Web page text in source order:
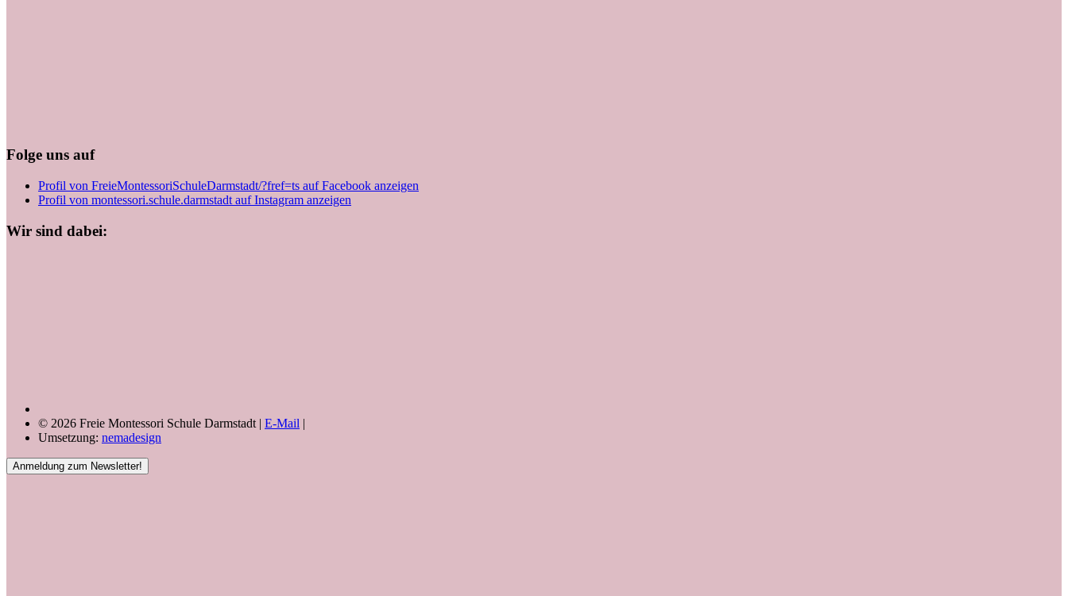
Folge uns auf
Profil von FreieMontessoriSchuleDarmstadt/?fref=ts auf Facebook anzeigen
Profil von montessori.schule.darmstadt auf Instagram anzeigen
Wir sind dabei:
© 2026 Freie Montessori Schule Darmstadt | E-Mail |
Umsetzung: nemadesign
Anmeldung zum Newsletter!